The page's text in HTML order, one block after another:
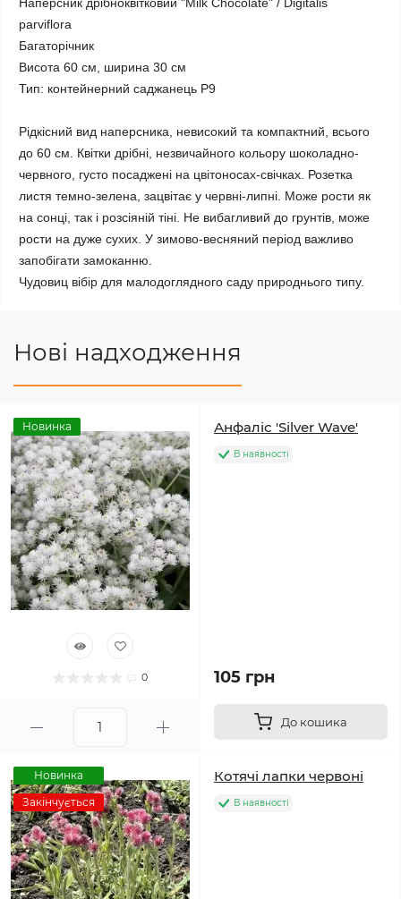
parviflora
Багаторічник
Висота 60 см, ширина 30 см
Тип: контейнерний саджанець Р9
Рідкісний вид наперсника, невисокий та компактний, всього
до 60 см. Квітки дрібні, незвичайного кольору шоколадно-
червного, густо посаджені на цвітоносах-свічках. Розетка
листя темно-зелена, зацвітає у червні-липні. Може рости як
на сонці, так і розсіяній тіні. Не вибагливий до грунтів, може
рости на дуже сухих. У зимово-весняний період важливо
запобігати замоканню.
Чудовиц вібір для малодоглядного саду природнього типу.
Нові надходження
Новинка
0
Анфаліс 'Silver Wave'
В наявності
105 грн
До кошика
Новинка
Закінчується
Котячі лапки червоні
В наявності